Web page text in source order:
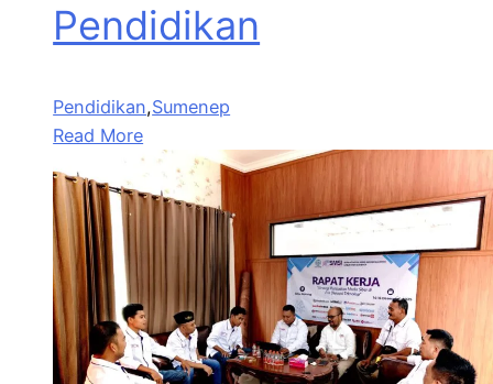
Pendidikan
Pendidikan,Sumenep
Read More